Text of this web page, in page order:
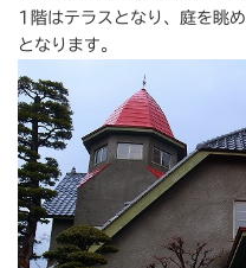
1階はテラスとなり、庭を眺
となります。